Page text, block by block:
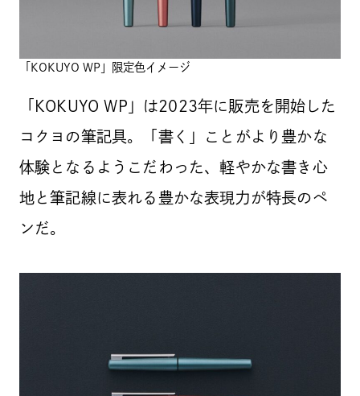
「KOKUYO WP」限定色イメージ
「KOKUYO WP」は2023年に販売を開始した
コクヨの筆記具。「書く」ことがより豊かな
体験となるようこだわった、軽やかな書き心
地と筆記線に表れる豊かな表現力が特長のペ
ンだ。